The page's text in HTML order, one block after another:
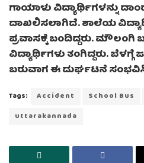
ಗಾಯಾಳು ವಿದ್ಯಾರ್ಥಿಗಳನ್ನು
ದಾಖಲಿಸಲಾಗಿದೆ. ಶಾಲೆಯ
ಪ್ರವಾಸಕ್ಕೆ ಬಂದಿದ್ದರು.
ವಿದ್ಯಾರ್ಥಿಗಳು ತಂಗಿದ್ದರು.
ಬರುವಾಗ ಈ ದುರ್ಘಟನೆ
Tags: Accident School Bus
uttarakannada